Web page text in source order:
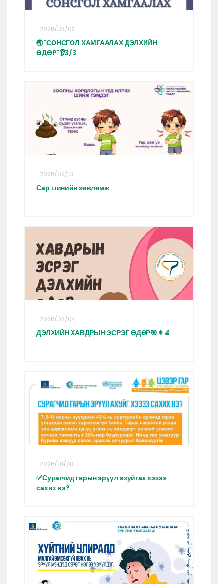
2026/03/03
🌏"СОНСГОЛ ХАМГААЛАХ ДЭЛХИЙН
ӨДӨР"👂3/3
2026/02/13
Сар шинийн зөвлөмж
2026/02/04
ДЭЛХИЙН ХАВДРЫН ЭСРЭГ ӨДӨР🎯👩‍🔬
2026/01/28
✅Сурагчид гарын эрүүл ахуйгаа хэзээ
сахих вэ?